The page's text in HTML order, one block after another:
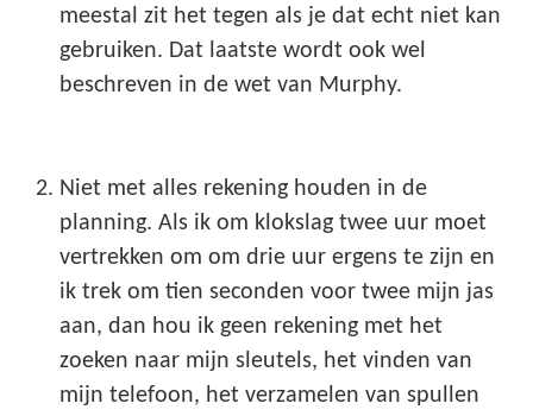
meestal zit het tegen als je dat echt niet kan
gebruiken. Dat laatste wordt ook wel
beschreven in de wet van Murphy.
Niet met alles rekening houden in de
planning. Als ik om klokslag twee uur moet
vertrekken om om drie uur ergens te zijn en
ik trek om tien seconden voor twee mijn jas
aan, dan hou ik geen rekening met het
zoeken naar mijn sleutels, het vinden van
mijn telefoon, het verzamelen van spullen